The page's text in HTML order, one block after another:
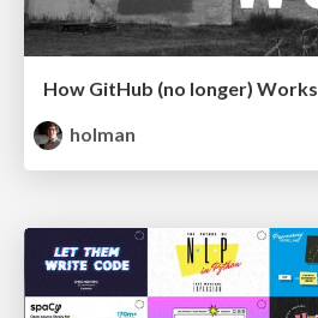
How GitHub (no longer) Works
holman